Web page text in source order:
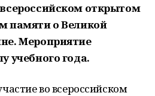
открытом
памяти о Великой
Мероприятие
учебного года.
во всероссийском